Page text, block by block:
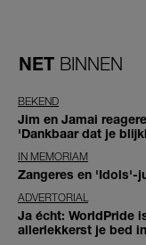
NET BINNEN
BEKEND
Jim en Jamai
'Dankbaar dat je
IN MEMORIAM
Zangeres en 'Idols'-
ADVERTORIAL
Ja écht: WorldPride
allerlekkerst je bed